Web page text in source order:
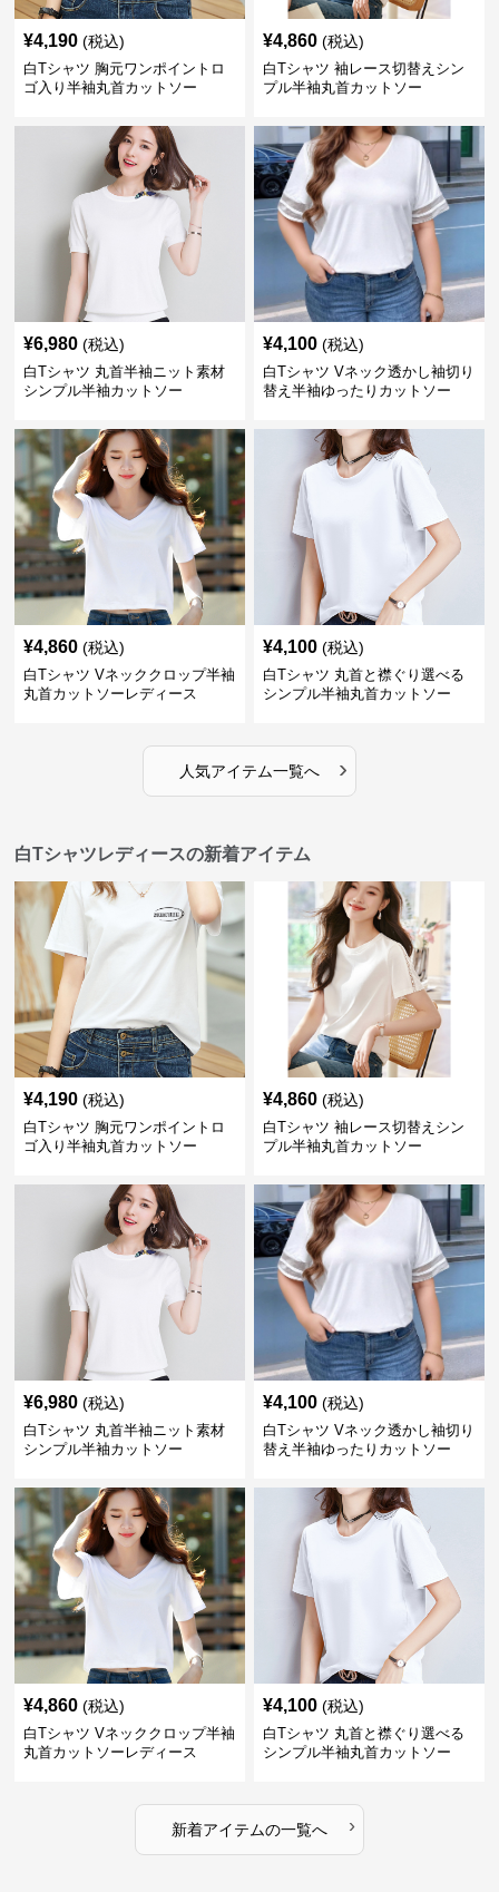
¥4,190 (税込)
白Tシャツ 胸元ワンポイントロ
ゴ入り半袖丸首カットソー
¥4,860 (税込)
白Tシャツ 袖レース切替えシン
プル半袖丸首カットソー
¥6,980 (税込)
白Tシャツ 丸首半袖ニット素材
シンプル半袖カットソー
¥4,100 (税込)
白Tシャツ Vネック透かし袖切り
替え半袖ゆったりカットソー
¥4,860 (税込)
白Tシャツ Vネッククロップ半袖
丸首カットソーレディース
¥4,100 (税込)
白Tシャツ 丸首と襟ぐり選べる
シンプル半袖丸首カットソー
人気アイテム一覧へ ›
白Tシャツレディースの新着アイテム
¥4,190 (税込)
白Tシャツ 胸元ワンポイントロ
ゴ入り半袖丸首カットソー
¥4,860 (税込)
白Tシャツ 袖レース切替えシン
プル半袖丸首カットソー
¥6,980 (税込)
白Tシャツ 丸首半袖ニット素材
シンプル半袖カットソー
¥4,100 (税込)
白Tシャツ Vネック透かし袖切り
替え半袖ゆったりカットソー
¥4,860 (税込)
白Tシャツ Vネッククロップ半袖
丸首カットソーレディース
¥4,100 (税込)
白Tシャツ 丸首と襟ぐり選べる
シンプル半袖丸首カットソー
新着アイテムの一覧へ ›